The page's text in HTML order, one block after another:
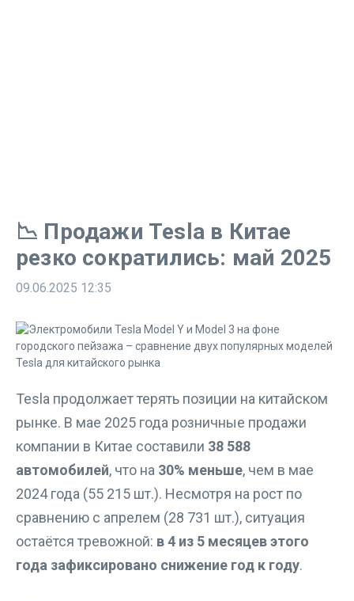
📉 Продажи Tesla в Китае
резко сократились: май 2025
09.06.2025 12:35
Tesla продолжает терять позиции на китайском
рынке. В мае 2025 года розничные продажи
компании в Китае составили 38 588
автомобилей, что на 30% меньше, чем в мае
2024 года (55 215 шт.). Несмотря на рост по
сравнению с апрелем (28 731 шт.), ситуация
остаётся тревожной: в 4 из 5 месяцев этого
года зафиксировано снижение год к году.